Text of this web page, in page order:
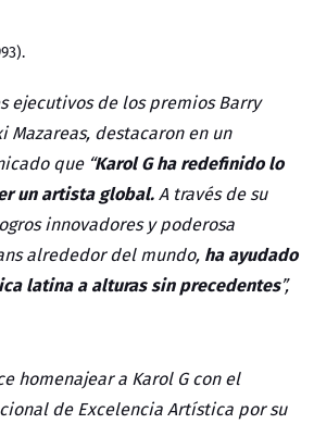
ejecutivos de los premiosBarry
Mazareas, destacaron en un
que “Karol G ha redefinido lo
un artista global.A través de su
innovadores y poderosa
alrededor del mundo, ha ayudado
latina a alturas sin precedentes”,
homenajear a Karol G con el
de Excelencia Artística por su